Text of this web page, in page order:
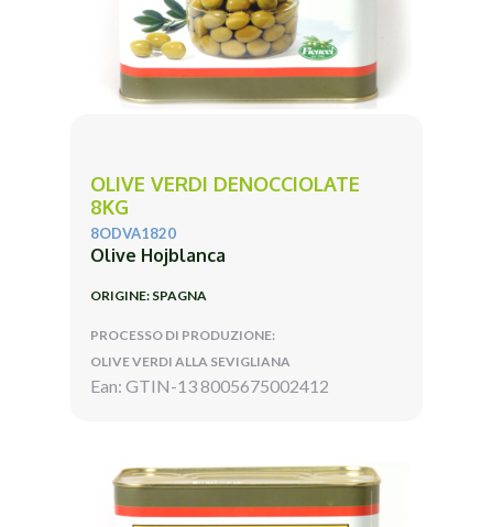
OLIVE VERDI DENOCCIOLATE
8KG
8ODVA1820
Olive Hojblanca
ORIGINE: SPAGNA
PROCESSO DI PRODUZIONE:
OLIVE VERDI ALLA SEVIGLIANA
Ean: GTIN-13 8005675002412